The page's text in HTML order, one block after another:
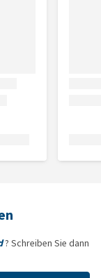
? Schreiben Sie dann